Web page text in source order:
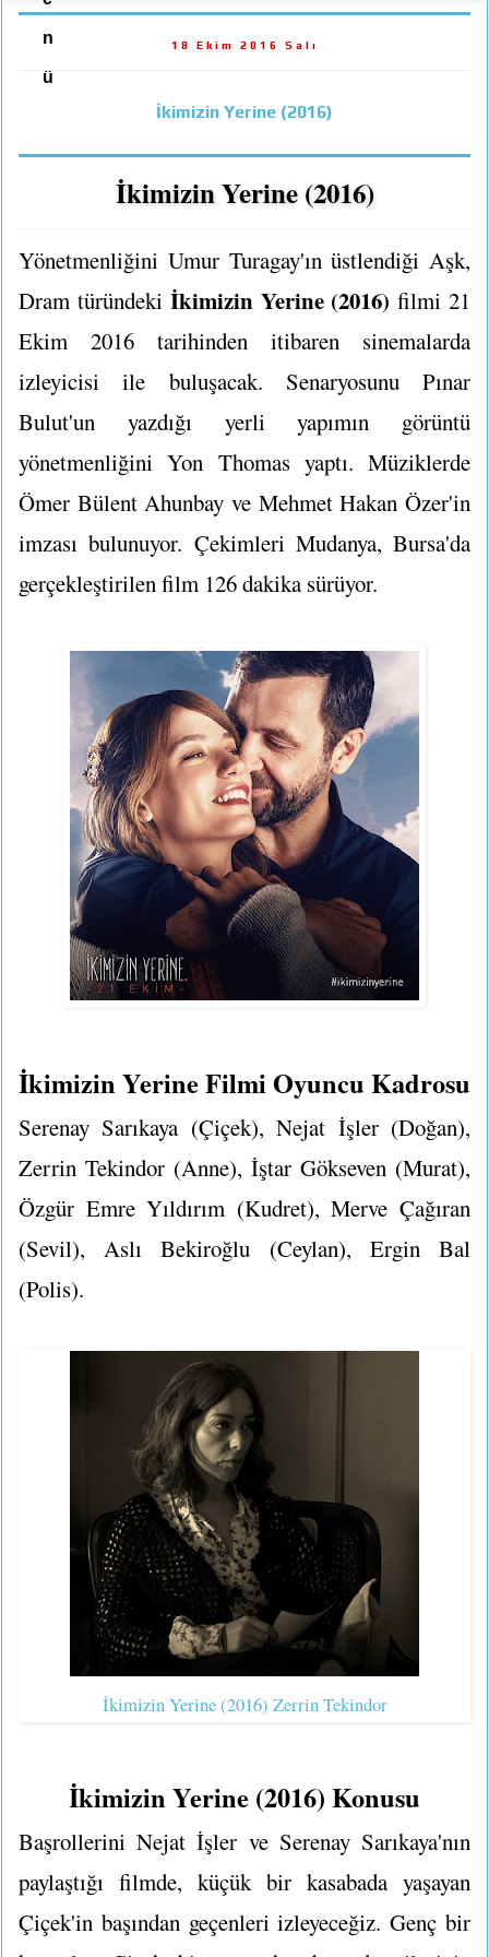
n
ü
18 Ekim 2016 Salı
İkimizin Yerine (2016)
İkimizin Yerine (2016)
Yönetmenliğini Umur Turagay'ın üstlendiği Aşk,
Dram türündeki İkimizin Yerine (2016)filmi 21
Ekim 2016 tarihinden itibaren sinemalarda
izleyicisi ile buluşacak. Senaryosunu Pınar
Bulut'un yazdığı yerli yapımın görüntü
yönetmenliğini Yon Thomas yaptı. Müziklerde
Ömer Bülent Ahunbay ve Mehmet Hakan Özer'in
imzası bulunuyor. Çekimleri Mudanya, Bursa'da
gerçekleştirilen film 126 dakika sürüyor.
İkimizin Yerine Filmi Oyuncu Kadrosu
Serenay Sarıkaya (Çiçek), Nejat İşler (Doğan),
Zerrin Tekindor (Anne), İştar Gökseven (Murat),
Özgür Emre Yıldırım (Kudret), Merve Çağıran
(Sevil), Aslı Bekiroğlu (Ceylan), Ergin Bal
(Polis).
İkimizin Yerine (2016) Zerrin Tekindor
İkimizin Yerine (2016) Konusu
Başrollerini Nejat İşler ve Serenay Sarıkaya'nın
paylaştığı filmde, küçük bir kasabada yaşayan
Çiçek'in başından geçenleri izleyeceğiz. Genç bir